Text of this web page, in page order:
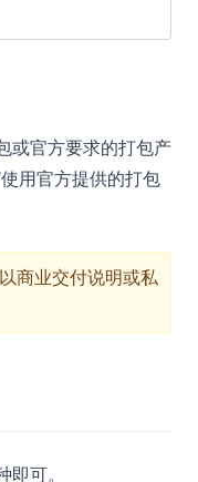
或官方要求的打包产
用官方提供的打包
商业交付说明或私
可。